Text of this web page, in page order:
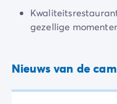
gezellige
Nieuws van de